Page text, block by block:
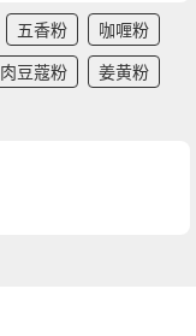
五香粉
咖喱粉
肉豆蔻粉
姜黄粉